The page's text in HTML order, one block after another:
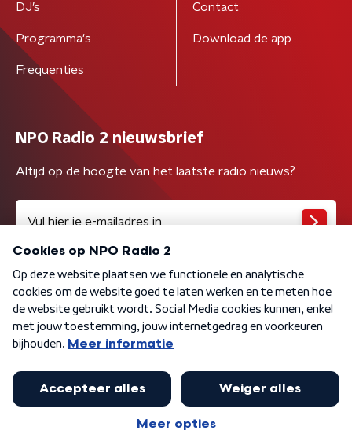
DJ’s
Programma's
Frequenties
Contact
Download de app
NPO Radio 2 nieuwsbrief
Altijd op de hoogte van het laatste radio nieuws?
Algemene voorwaarden